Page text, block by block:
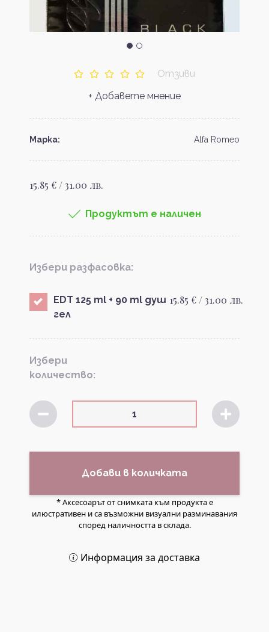
Отзиви
+ Добавете мнение
Марка: Alfa Romeo
15.85 € / 31.00 лв.
Продуктът е наличен
Избери разфасовка:
EDT 125 ml + 90 ml душ
гел
15.85 € / 31.00 лв.
Избери
количество:
Добави в количката
* Аксесоарът от снимката към продукта е
илюстративен и са възможни визуални разминавания
според наличността в склада.
Информация за доставка